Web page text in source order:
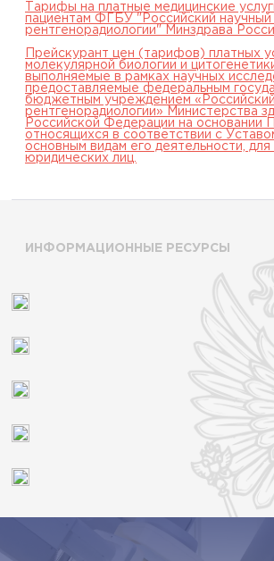
Тарифы на платные медицинские
пациентам ФГБУ "Российский научный
рентгенорадиологии" Минздрава
Прейскурант цен (тарифов) платных
молекулярной биологии и
выполняемые в рамках научных
предоставляемые федеральным
бюджетным учреждением
рентгенорадиологии» Министерства
Российской Федерации на основании
относящихся в соответствии с
основным видам его деятельности,
юридических лиц.
ИНФОРМАЦИОННЫЕ РЕСУРСЫ